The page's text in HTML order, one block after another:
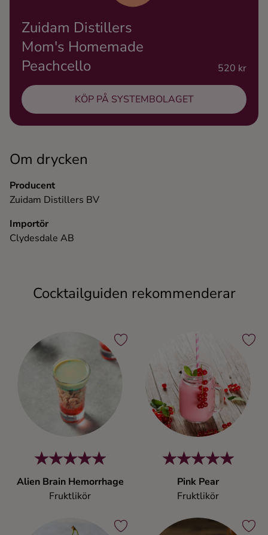
Om drycken
Producent
Zuidam Distillers BV
Importör
Clydesdale AB
Zuidam Distillers
Mom's Homemade
Peachcello
520 kr
KÖP PÅ SYSTEMBOLAGET
Cocktailguiden rekommenderar
Alien Brain Hemorrhage
Fruktlikör
Pink Pear
Fruktlikör